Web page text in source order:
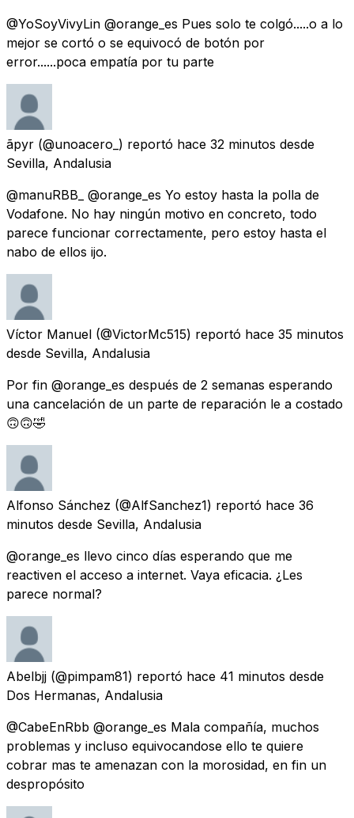
@YoSoyVivyLin @orange_es Pues solo te colgó.....o a lo
mejor se cortó o se equivocó de botón por
error......poca empatía por tu parte
ãpyr (@unoacero_) reportó hace 32 minutos desde
Sevilla, Andalusia
@manuRBB_ @orange_es Yo estoy hasta la polla de
Vodafone. No hay ningún motivo en concreto, todo
parece funcionar correctamente, pero estoy hasta el
nabo de ellos ijo.
Víctor Manuel (@VictorMc515) reportó hace 35 minutos
desde Sevilla, Andalusia
Por fin @orange_es después de 2 semanas esperando
una cancelación de un parte de reparación le a costado
🙃🙃🤣
Alfonso Sánchez (@AlfSanchez1) reportó hace 36
minutos desde Sevilla, Andalusia
@orange_es llevo cinco días esperando que me
reactiven el acceso a internet. Vaya eficacia. ¿Les
parece normal?
Abelbjj (@pimpam81) reportó hace 41 minutos desde
Dos Hermanas, Andalusia
@CabeEnRbb @orange_es Mala compañía, muchos
problemas y incluso equivocandose ello te quiere
cobrar mas te amenazan con la morosidad, en fin un
despropósito